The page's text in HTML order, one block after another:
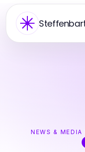
NEWS & MEDIA